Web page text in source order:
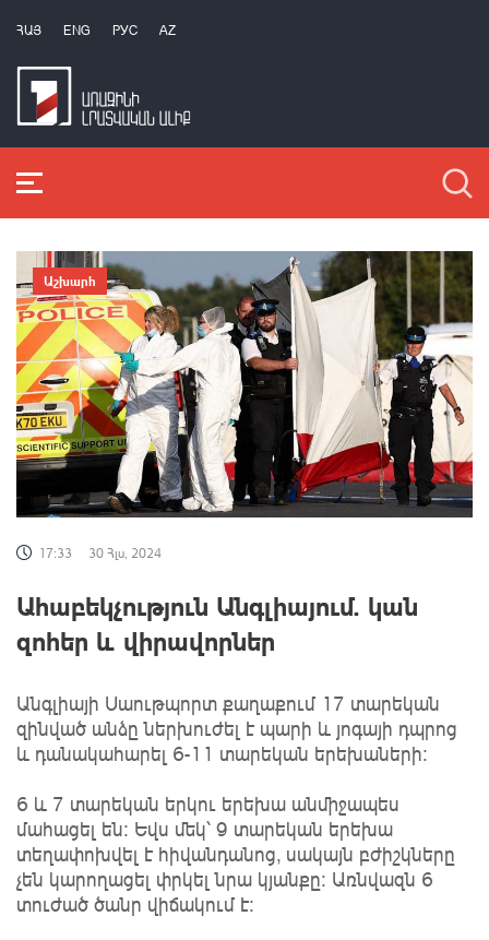
ՀԱՅ ENG РУС AZ
Աշխարհ
17:33 30 Հլս, 2024
Ահաբեկչություն Անգլիայում. կան
զոհեր և վիրավորներ
Անգլիայի Սաութպորտ քաղաքում 17 տարեկան
զինված անձը ներխուժել է պարի և յոգայի դպրոց
և դանակահարել 6-11 տարեկան երեխաների:
6 և 7 տարեկան երկու երեխա անմիջապես
մահացել են: Եվս մեկ՝ 9 տարեկան երեխա
տեղափոխվել է հիվանդանոց, սակայն բժիշկները
չեն կարողացել փրկել նրա կյանքը: Առնվազն 6
տուժած ծանր վիճակում է: